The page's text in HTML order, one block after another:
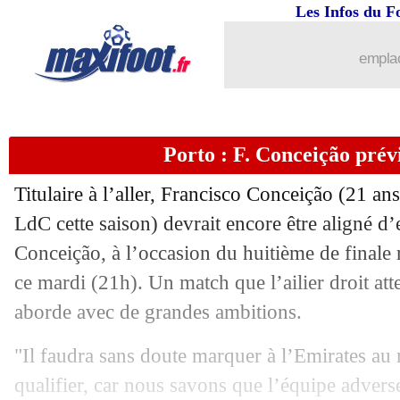
Les Infos du
Porto : F. Conceição
Titulaire à l’aller, Francisco Conceição (21
LdC cette saison) devrait encore être aligné
Conceição, à l’occasion du huitième de
ce mardi (21h). Un match que l’ailier droit
aborde avec de grandes ambitions.
"Il faudra sans doute marquer à l’Emirates
qualifier, car nous savons que l’équipe
: une polémique
12/03 Man City: ça se confirme pour
: Sarri a présenté sa démission !
12/03 Man Utd: bonne nouvelle pour
12/03 Lazio : Tudor pour remplacer Sarri ?
12/03 Celta : c'est fini pour Benitez
12/03 PSG: Enrique encense la Ligue 1